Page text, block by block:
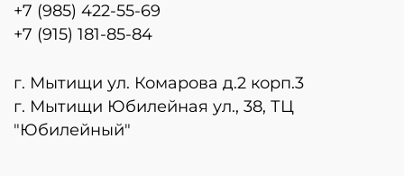
+7 (985) 422-55-69
+7 (915) 181-85-84
г. Мытищи ул. Комарова д.2 корп.3
г. Мытищи Юбилейная ул., 38, ТЦ
"Юбилейный"